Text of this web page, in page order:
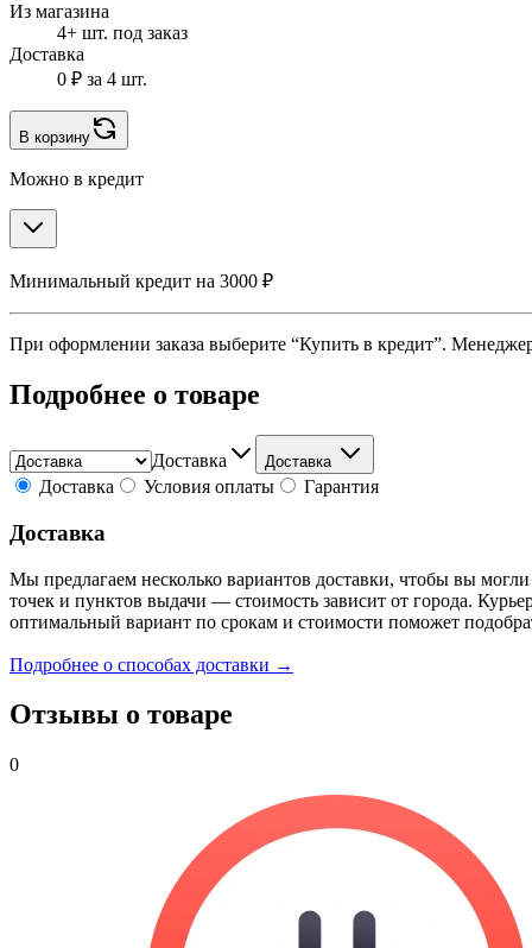
Из магазина
4+ шт. под заказ
Доставка
0 ₽ за 4 шт.
В корзину
Можно в кредит
Минимальный кредит на 3000 ₽
При оформлении заказа выберите “Купить в кредит”.
Подробнее о товаре
Доставка Доставка
Доставка Условия оплаты Гарантия
Доставка
Мы предлагаем несколько вариантов доставки, чтобы вы
точек и пунктов выдачи — стоимость зависит от города.
оптимальный вариант по срокам и стоимости поможет
Подробнее о способах доставки →
Отзывы о товаре
0